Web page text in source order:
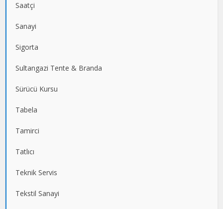
Saatçi
Sanayi
Sigorta
Sultangazi Tente & Branda
Sürücü Kursu
Tabela
Tamirci
Tatlıcı
Teknik Servis
Tekstil Sanayi